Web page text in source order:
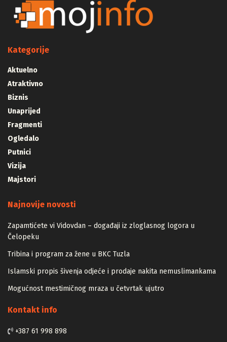
Kategorije
Aktuelno
Atraktivno
Biznis
Unaprijed
Fragmenti
Ogledalo
Putnici
Vizija
Majstori
Najnovije novosti
Zapamtićete vi Vidovdan – događaji iz zloglasnog logora u
Čelopeku
Tribina i program za žene u BKC Tuzla
Islamski propis šivenja odjeće i prodaje nakita nemuslimankama
Mogućnost mestimičnog mraza u četvrtak ujutro
Kontakt info
+387 61 998 898